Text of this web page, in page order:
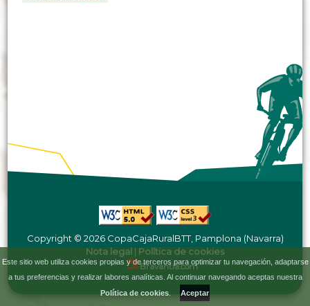
Copyright © 2026 CopaCajaRuralBTT, Pamplona (Navarra)
Nota legal | Política de cookies
Bravantia.com
Este sitio web utiliza cookies propias y de terceros para optimizar tu navegación, adaptarse
a tus preferencias y realizar labores analíticas. Al continuar navegando aceptas nuestra
Política de cookies. Aceptar